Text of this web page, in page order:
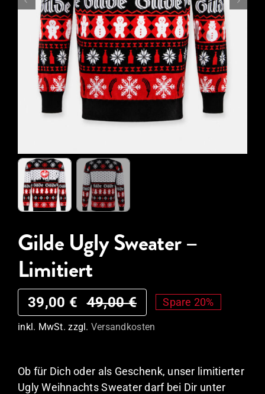
Gilde Ugly Sweater –
Limitiert
49,00€
Ursprünglicher
Preis
49,00 €
39,00 €
Aktueller
Preis
39,00 €.
Spare 20%
inkl. MwSt. zzgl. Versandkosten
Ob für Dich oder als Geschenk, unser limitierter
Ugly Weihnachts Sweater darf bei Dir unter